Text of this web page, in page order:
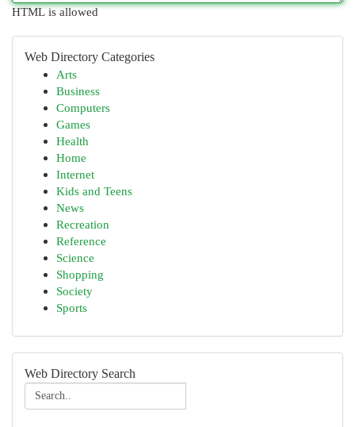
HTML is allowed
Web Directory Categories
Arts
Business
Computers
Games
Health
Home
Internet
Kids and Teens
News
Recreation
Reference
Science
Shopping
Society
Sports
Web Directory Search